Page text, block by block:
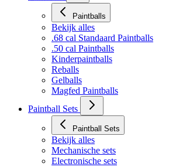
Paintballs
Bekijk alles
.68 cal Standaard Paintballs
.50 cal Paintballs
Kinderpaintballs
Reballs
Gelballs
Magfed Paintballs
Paintball Sets
Paintball Sets
Bekijk alles
Mechanische sets
Electronische sets